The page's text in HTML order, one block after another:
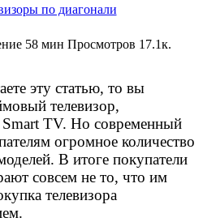
по диагонали
58 мин Просмотров 17.1к.
эту статью, то вы
телевизор,
TV. Но современный
огромное количество
В итоге покупатели
совсем не то, что им
телевизора